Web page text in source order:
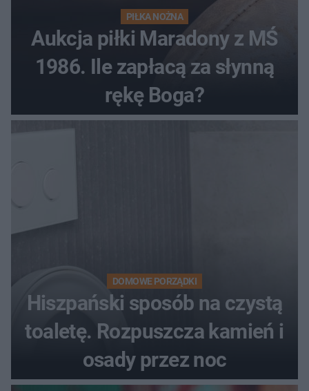
PIŁKA NOŻNA
Aukcja piłki Maradony z MŚ
1986. Ile zapłacą za słynną
rękę Boga?
DOMOWE PORZĄDKI
Hiszpański sposób na czystą
toaletę. Rozpuszcza kamień i
osady przez noc